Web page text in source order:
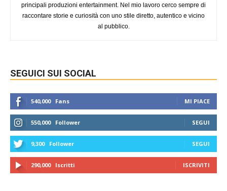
principali produzioni entertainment. Nel mio lavoro cerco sempre di
raccontare storie e curiosità con uno stile diretto, autentico e vicino
al pubblico.
SEGUICI SUI SOCIAL
540,000 Fans MI PIACE
550,000 Follower SEGUI
9,300 Follower SEGUI
290,000 Iscritti ISCRIVITI